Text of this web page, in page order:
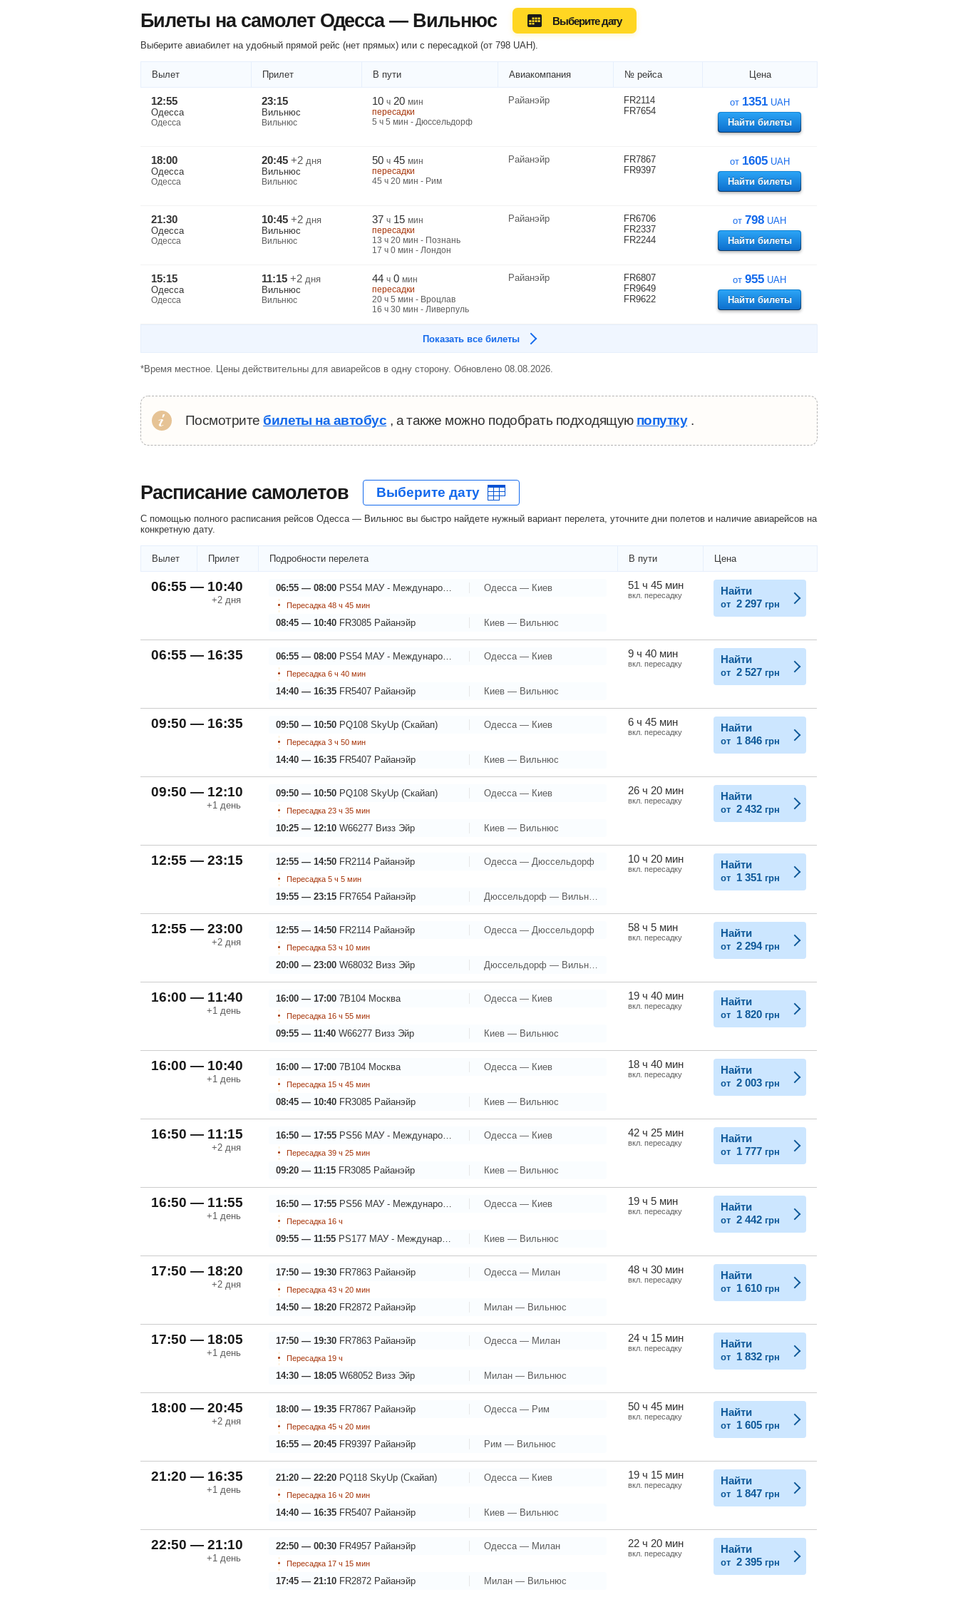
Билеты на самолет Одесса — Вильнюс Выберите дату
Выберите авиабилет на удобный прямой рейс (нет прямых) или с пересадкой (от 798 UAH).
Вылет Прилет В пути Авиакомпания № рейса Цена
12:55
Одесса
Одесса
23:15
Вильнюс
Вильнюс
10 ч 20 мин
пересадки
5 ч 5 мин - Дюссельдорф
Райанэйр
FR2114
FR7654
от 1351 UAH
Найти билеты
18:00
Одесса
Одесса
20:45 +2 дня
Вильнюс
Вильнюс
50 ч 45 мин
пересадки
45 ч 20 мин - Рим
Райанэйр
FR7867
FR9397
от 1605 UAH
Найти билеты
21:30
Одесса
Одесса
10:45 +2 дня
Вильнюс
Вильнюс
37 ч 15 мин
пересадки
13 ч 20 мин - Познань
17 ч 0 мин - Лондон
Райанэйр
FR6706
FR2337
FR2244
от 798 UAH
Найти билеты
15:15
Одесса
Одесса
11:15 +2 дня
Вильнюс
Вильнюс
44 ч 0 мин
пересадки
20 ч 5 мин - Вроцлав
16 ч 30 мин - Ливерпуль
Райанэйр
FR6807
FR9649
FR9622
от 955 UAH
Найти билеты
Показать все билеты
*Время местное. Цены действительны для авиарейсов в одну сторону. Обновлено 08.08.2026.
Посмотритебилеты на автобус , а также можно подобрать подходящую попутку.
Расписание самолетов
С помощью полного расписания рейсов Одесса — Вильнюс вы быстро найдете нужный вариант перелета, уточните дни полетов и наличие авиарейсов на
конкретную дату.
Вылет Прилет Подробности перелета В пути Цена
06:55 — 10:40
+2 дня
06:55 — 08:00 PS54 МАУ - Международные Авиалинии Украины Одесса — Киев
Пересадка 48 ч 45 мин
08:45 — 10:40 FR3085 Райанэйр Киев — Вильнюс
51 ч 45 мин
вкл. пересадку Найти
от 2 297 грн
06:55 — 16:35 06:55 — 08:00 PS54 МАУ - Международные Авиалинии Украины Одесса — Киев
Пересадка 6 ч 40 мин
14:40 — 16:35 FR5407 Райанэйр Киев — Вильнюс
9 ч 40 мин
вкл. пересадку Найти
от 2 527 грн
09:50 — 16:35 09:50 — 10:50 PQ108 SkyUp (Скайап) Одесса — Киев
Пересадка 3 ч 50 мин
14:40 — 16:35 FR5407 Райанэйр Киев — Вильнюс
6 ч 45 мин
вкл. пересадку Найти
от 1 846 грн
09:50 — 12:10
+1 день
09:50 — 10:50 PQ108 SkyUp (Скайап) Одесса — Киев
Пересадка 23 ч 35 мин
10:25 — 12:10 W66277 Визз Эйр Киев — Вильнюс
26 ч 20 мин
вкл. пересадку Найти
от 2 432 грн
12:55 — 23:15 12:55 — 14:50 FR2114 Райанэйр Одесса — Дюссельдорф
Пересадка 5 ч 5 мин
19:55 — 23:15 FR7654 Райанэйр
10 ч 20 мин
вкл. пересадку Найти
от 1 351 грн
12:55 — 23:00
+2 дня
12:55 — 14:50 FR2114 Райанэйр Одесса — Дюссельдорф
Пересадка 53 ч 10 мин
20:00 — 23:00 W68032 Визз Эйр
58 ч 5 мин
вкл. пересадку Найти
от 2 294 грн
16:00 — 11:40
+1 день
16:00 — 17:00 7B104 Москва Одесса — Киев
Пересадка 16 ч 55 мин
09:55 — 11:40 W66277 Визз Эйр Киев — Вильнюс
19 ч 40 мин
вкл. пересадку Найти
от 1 820 грн
16:00 — 10:40
+1 день
16:00 — 17:00 7B104 Москва Одесса — Киев
Пересадка 15 ч 45 мин
08:45 — 10:40 FR3085 Райанэйр Киев — Вильнюс
18 ч 40 мин
вкл. пересадку Найти
от 2 003 грн
16:50 — 11:15
+2 дня
16:50 — 17:55 PS56 МАУ - Международные Авиалинии Украины Одесса — Киев
Пересадка 39 ч 25 мин
09:20 — 11:15 FR3085 Райанэйр Киев — Вильнюс
42 ч 25 мин
вкл. пересадку Найти
от 1 777 грн
16:50 — 11:55
+1 день
16:50 — 17:55 PS56 МАУ - Международные Авиалинии Украины Одесса — Киев
Пересадка 16 ч
09:55 — 11:55 PS177 МАУ - Международные Авиалинии Украины Киев — Вильнюс
19 ч 5 мин
вкл. пересадку Найти
от 2 442 грн
17:50 — 18:20
+2 дня
17:50 — 19:30 FR7863 Райанэйр Одесса — Милан
Пересадка 43 ч 20 мин
14:50 — 18:20 FR2872 Райанэйр Милан — Вильнюс
48 ч 30 мин
вкл. пересадку Найти
от 1 610 грн
17:50 — 18:05
+1 день
17:50 — 19:30 FR7863 Райанэйр Одесса — Милан
Пересадка 19 ч
14:30 — 18:05 W68052 Визз Эйр Милан — Вильнюс
24 ч 15 мин
вкл. пересадку Найти
от 1 832 грн
18:00 — 20:45
+2 дня
18:00 — 19:35 FR7867 Райанэйр Одесса — Рим
Пересадка 45 ч 20 мин
16:55 — 20:45 FR9397 Райанэйр Рим — Вильнюс
50 ч 45 мин
вкл. пересадку Найти
от 1 605 грн
21:20 — 16:35
+1 день
21:20 — 22:20 PQ118 SkyUp (Скайап) Одесса — Киев
Пересадка 16 ч 20 мин
14:40 — 16:35 FR5407 Райанэйр Киев — Вильнюс
19 ч 15 мин
вкл. пересадку Найти
от 1 847 грн
22:50 — 21:10
+1 день
22:50 — 00:30 FR4957 Райанэйр Одесса — Милан
Пересадка 17 ч 15 мин
17:45 — 21:10 FR2872 Райанэйр Милан — Вильнюс
22 ч 20 мин
вкл. пересадку Найти
от 2 395 грн